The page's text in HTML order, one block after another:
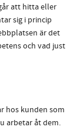
att hitta eller
sig i princip
är det
och vad just
hos kunden som
arbetar åt dem.